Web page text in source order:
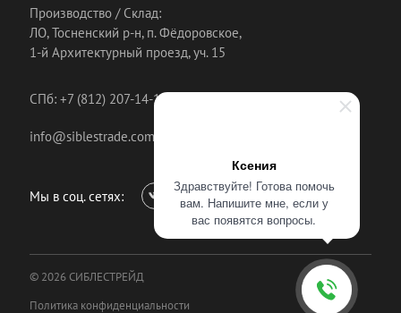
Ксения
Здравствуйте! Готова помочь
вам. Напишите мне, если у
вас появятся вопросы.
Производство / Склад:
ЛО, Тосненский р-н, п. Фёдоровское,
1-й Архитектурный проезд, уч. 15
СПб: +7 (812) 207-14-18
info@siblestrade.com
Мы в соц. сетях:
© 2026 СИБЛЕСТРЕЙД
Политика конфиденциальности